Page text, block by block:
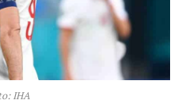
IHA